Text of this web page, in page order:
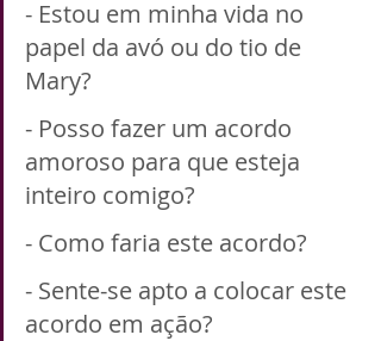
- Estou em minha vida no
papel da avó ou do tio de
Mary?
- Posso fazer um acordo
amoroso para que esteja
inteiro comigo?
- Como faria este acordo?
- Sente-se apto a colocar este
acordo em ação?